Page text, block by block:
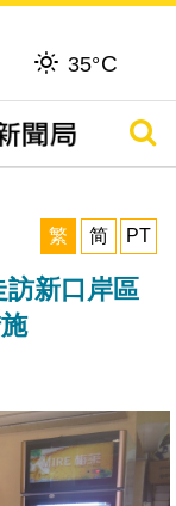
35°C
搜尋
繁
简 PT
訪新口岸區